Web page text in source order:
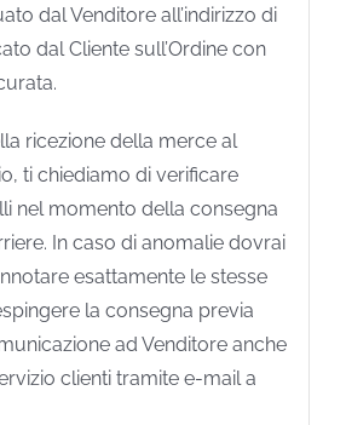
dal Venditore all’indirizzo di
dal Cliente sull’Ordine con
ricezione della merce al
ti chiediamo di verificare
nel momento della consegna
In caso di anomalie dovrai
esattamente le stesse
la consegna previa
ad Venditore anche
clienti tramite e-mail a